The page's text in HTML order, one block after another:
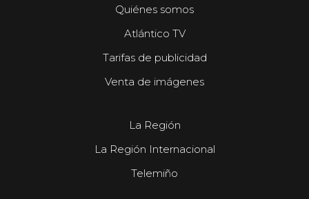
Quiénes somos
Atlántico TV
Tarifas de publicidad
Venta de imágenes
La Región
La Región Internacional
Telemiño